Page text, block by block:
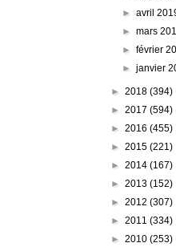
►avril
►mars
►février
►janvier
► 2018 (394)
► 2017 (594)
► 2016 (455)
► 2015 (221)
► 2014 (167)
► 2013 (152)
► 2012 (307)
► 2011 (334)
► 2010 (253)